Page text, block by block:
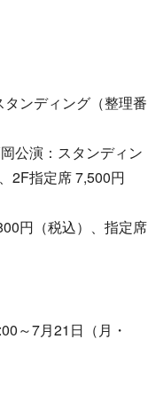
ンディング（整理番
公演：スタンディン
2F指定席 7,500円
円（税込）、指定席
～7月21日（月・